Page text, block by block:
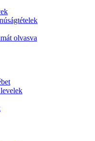
olvasva